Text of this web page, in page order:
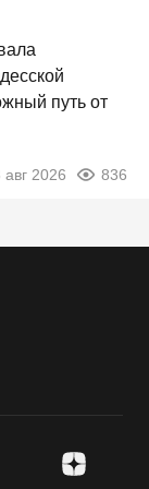
путь от
авг 2026 836